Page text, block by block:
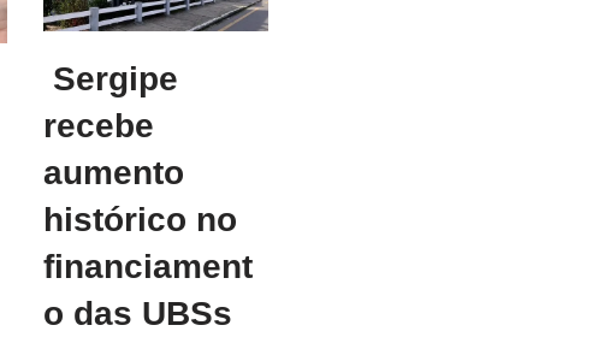
Sergipe
recebe
aumento
histórico no
financiament
o das UBSs